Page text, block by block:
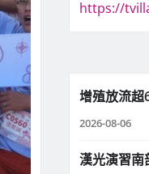
https://
增殖放流超
2026-08-06
漢光演習南